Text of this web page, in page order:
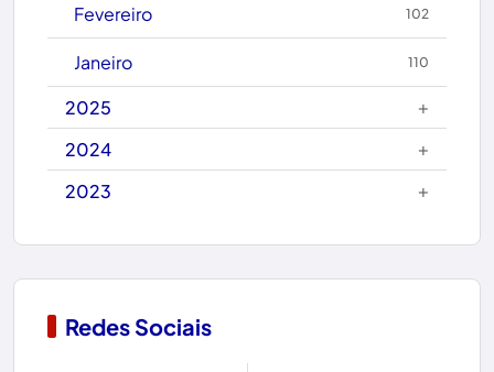
Caturama
Chapada Diamantina
Condeúba
Copa do Mundo 2026
Fevereiro 102
Janeiro 110
2025
+
2024
+
2023
+
Redes Sociais